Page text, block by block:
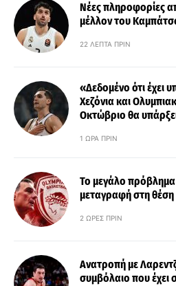
Νέες πληροφορίες
μέλλον του
22 ΛΕΠΤΆ ΠΡΙΝ
«Δεδομένο ότι έχει
Χεζόνια και
Οκτώβριο θα
1 ΏΡΑ ΠΡΙΝ
Το μεγάλο
μεταγραφή στη
2 ΏΡΕΣ ΠΡΙΝ
Ανατροπή με
συμβόλαιο που έχει